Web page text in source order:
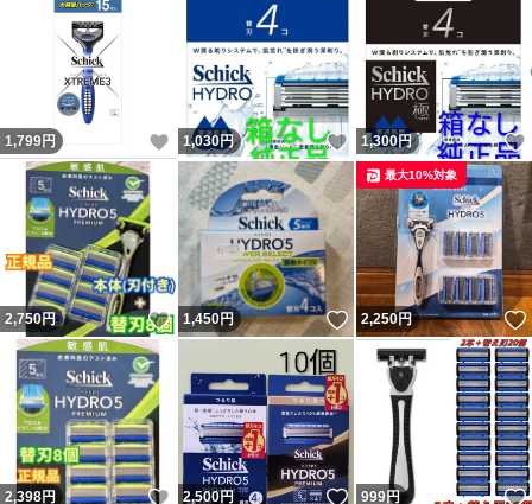
#シック
#ハイドロ
#カスタム
#ハイドレート
#ジェルプール
#衝撃吸収
#カミソリ
#髭剃り
#ヒゲ
#ホルダー
#シェービング
#5枚刃
1,799円 いいね！
1,030円 いいね！
1,300円
2,750円 いいね！
1,450円 いいね！
2,250円
最大10%対象
2,398円 いいね！
2,500円 いいね！
999円